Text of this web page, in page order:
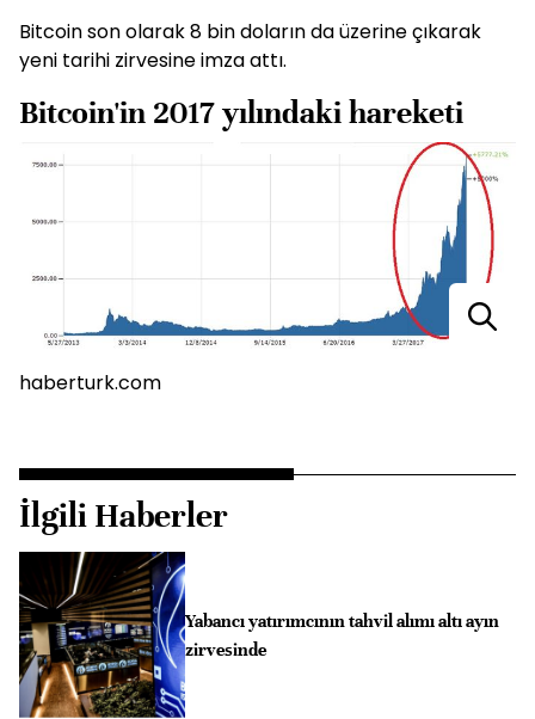
Bitcoin son olarak 8 bin doların da üzerine çıkarak
yeni tarihi zirvesine imza attı.
Bitcoin'in 2017 yılındaki hareketi
haberturk.com
İlgili Haberler
Yabancı yatırımcının tahvil alımı altı ayın
zirvesinde